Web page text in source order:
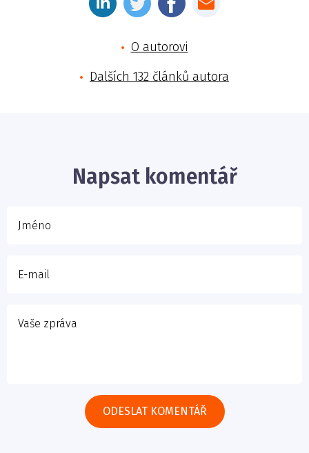
O autorovi
Dalších 132 článků autora
Napsat komentář